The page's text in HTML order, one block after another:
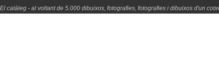
El catàleg - al voltant de 5.000 dibuixos, fotografies, fotografies i dibuixos d'un